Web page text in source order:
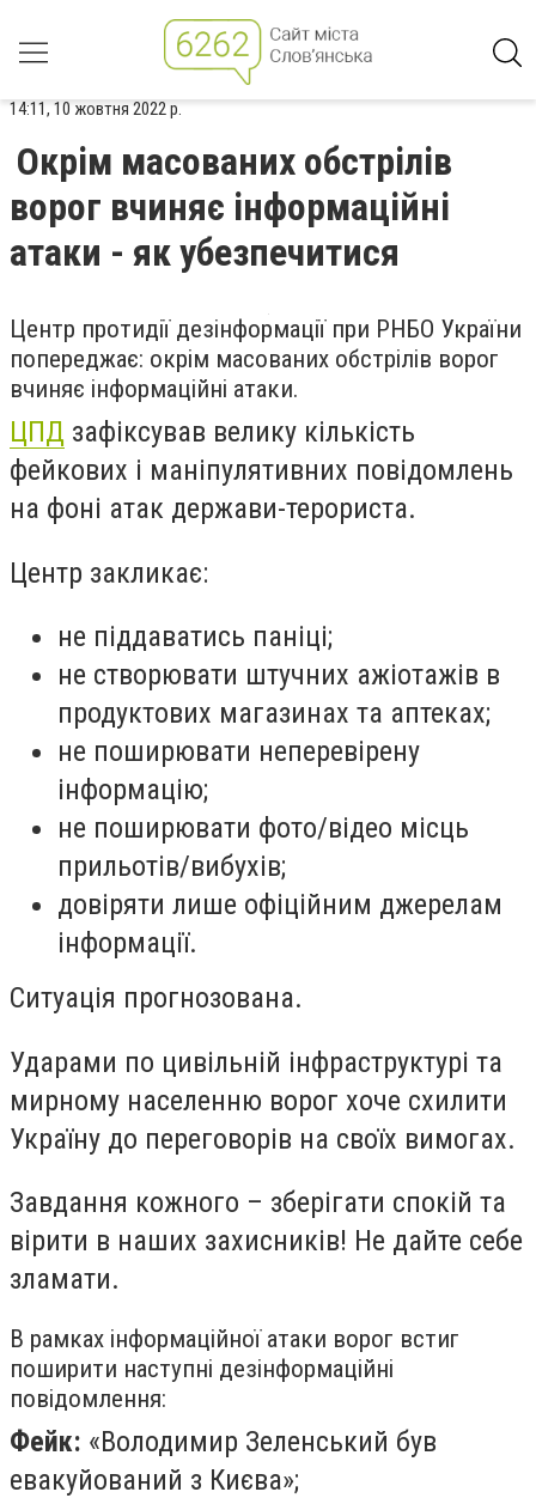
14:11, 10 жовтня 2022 р.
Окрім масованих обстрілів
ворог вчиняє інформаційні
атаки - як убезпечитися
Центр протидії дезінформації при РНБО України
попереджає: окрім масованих обстрілів ворог
вчиняє інформаційні атаки.
ЦПД зафіксував велику кількість
фейкових і маніпулятивних повідомлень
на фоні атак держави-терориста.
Центр закликає:
не піддаватись паніці;
не створювати штучних ажіотажів в
продуктових магазинах та аптеках;
не поширювати неперевірену
інформацію;
не поширювати фото/відео місць
прильотів/вибухів;
довіряти лише офіційним джерелам
інформації.
Ситуація прогнозована.
Ударами по цивільній інфраструктурі та
мирному населенню ворог хоче схилити
Україну до переговорів на своїх вимогах.
Завдання кожного – зберігати спокій та
вірити в наших захисників! Не дайте себе
зламати.
В рамках інформаційної атаки ворог встиг
поширити наступні дезінформаційні
повідомлення:
Фейк: «Володимир Зеленський був
евакуйований з Києва»;